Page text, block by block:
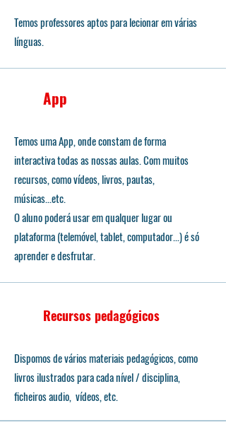
Temos professores aptos para lecionar em várias
línguas.
App
Temos uma App, onde constam de forma
interactiva todas as nossas aulas. Com muitos
recursos, como vídeos, livros, pautas,
músicas...etc.
O aluno poderá usar em qualquer lugar ou
plataforma (telemóvel, tablet, computador...) é só
aprender e desfrutar.
Recursos pedagógicos
Dispomos de vários materiais pedagógicos, como
livros ilustrados para cada nível / disciplina,
ficheiros audio, vídeos, etc.